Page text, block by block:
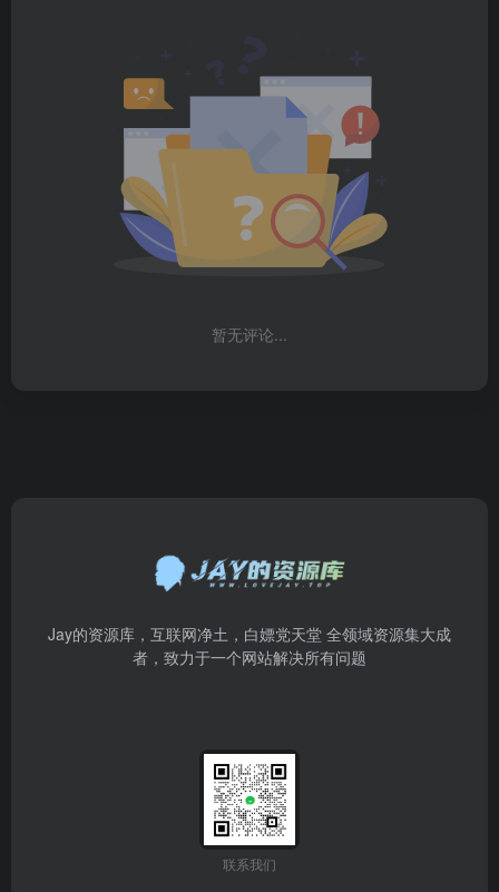
暂无评论...
Jay的资源库，互联网净土，白嫖党天堂 全领域资源集大成
者，致力于一个网站解决所有问题
联系我们